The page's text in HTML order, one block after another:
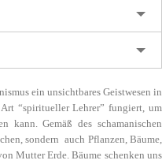
ein unsichtbares Geistwesen in
“spiritueller Lehrer” fungiert, um
kann. Gemäß des schamanischen
sondern auch Pflanzen, Bäume,
Mutter Erde. Bäume schenken uns